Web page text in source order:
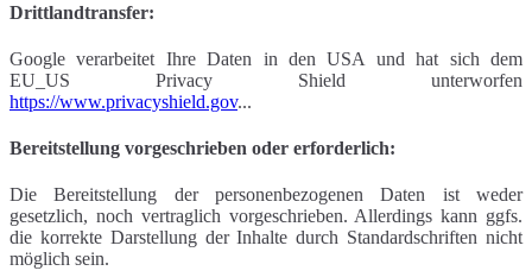
Drittlandtransfer:
Google verarbeitet Ihre Daten in den USA und hat sich dem
EU_US Privacy Shield unterworfen
https://www.privacyshield.gov...
Bereitstellung vorgeschrieben oder erforderlich:
Die Bereitstellung der personenbezogenen Daten ist weder
gesetzlich, noch vertraglich vorgeschrieben. Allerdings kann ggfs.
die korrekte Darstellung der Inhalte durch Standardschriften nicht
möglich sein.